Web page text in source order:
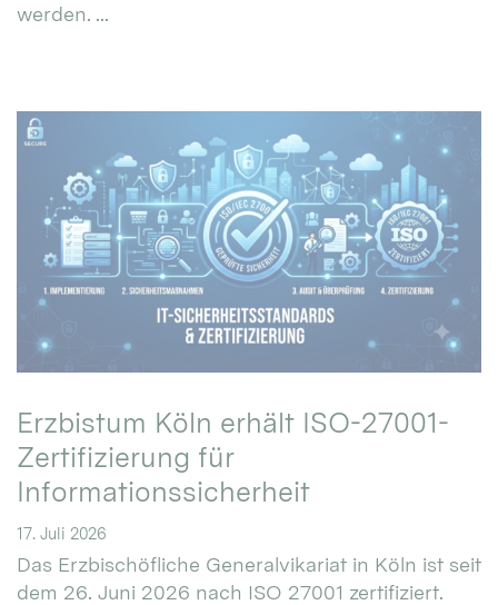
werden. ...
Erzbistum Köln erhält ISO-27001-
Zertifizierung für
Informationssicherheit
17. Juli 2026
Das Erzbischöfliche Generalvikariat in Köln ist seit
dem 26. Juni 2026 nach ISO 27001 zertifiziert.